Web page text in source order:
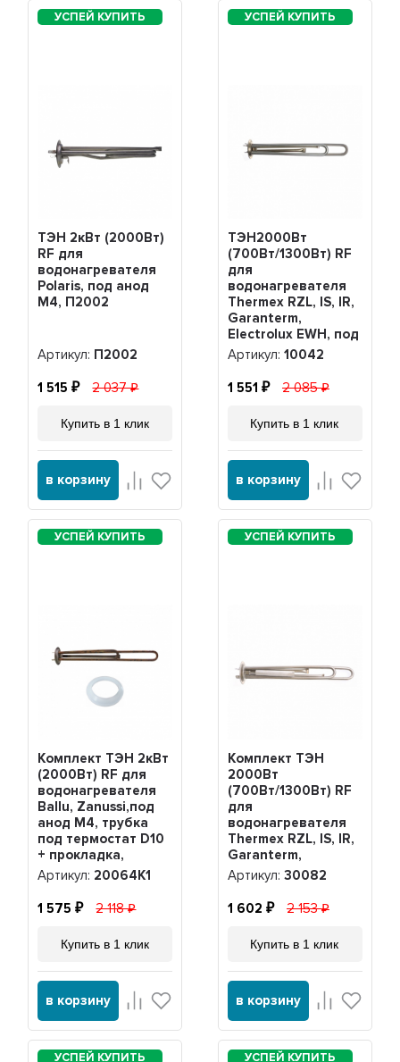
ТЭН 2кВт (2000Вт)
RF для
водонагревателя
Polaris, под анод
М4, П2002
Артикул: П2002
1 515 2 037
Купить в 1 клик
в корзину
ТЭН2000Вт
(700Вт/1300Вт) RF
для
водонагревателя
Thermex RZL, IS, IR,
Garanterm,
Electrolux EWH, под
анод М4, нерж,
10042
Артикул: 10042
1 551 2 085
Купить в 1 клик
в корзину
Комплект ТЭН 2кВт
(2000Вт) RF для
водонагревателя
Ballu, Zanussi,под
анод М4, трубка
под термостат D10
+ прокладка,
20064K1
Артикул: 20064K1
1 575 2 118
Купить в 1 клик
в корзину
Комплект ТЭН
2000Вт
(700Вт/1300Вт) RF
для
водонагревателя
Thermex RZL, IS, IR,
Garanterm,
Electrolux EWH,
нерж. + анод М4,
30082
Артикул: 30082
1 602 2 153
Купить в 1 клик
в корзину